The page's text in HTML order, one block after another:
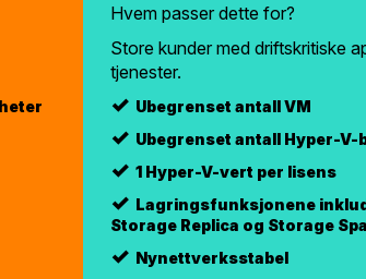
Hvem passer dette for?
Store kunder med driftskritiske
tjenester.
Ubegrenset antall VM
Ubegrenset antall Hyper-V-
1 Hyper-V-vert per lisens
Lagringsfunksjonene
Storage Replica og Storage
Nynettverksstabel